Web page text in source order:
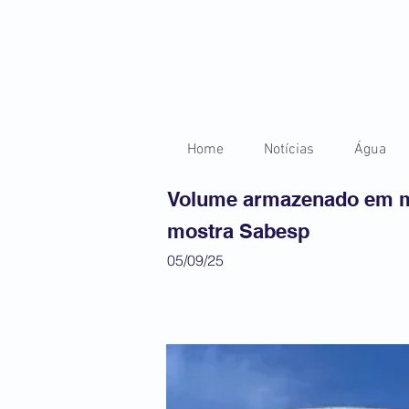
Home Notícias Água
Volume armazenado em
mostra Sabesp
05/09/25